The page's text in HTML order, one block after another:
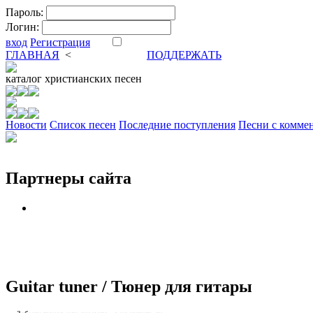
Пароль:
Логин:
вход Регистрация
ГЛАВНАЯ <
ПОДДЕРЖАТЬ
каталог христианских песен
Новости Cписок песен Последние поступления Песни с
Партнеры сайта
Guitar tuner / Тюнер для гитары